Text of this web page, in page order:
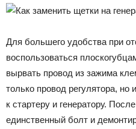
Для большего удобства при
воспользоваться
вырвать провод из зажима
только провод регулятора, но
к стартеру и генератору.
единственный болт и